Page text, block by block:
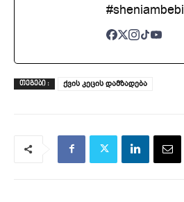
#sheniambebi
ᲗᲔᲒᲔᲑᲘ : ქვის კეცის დამზადება